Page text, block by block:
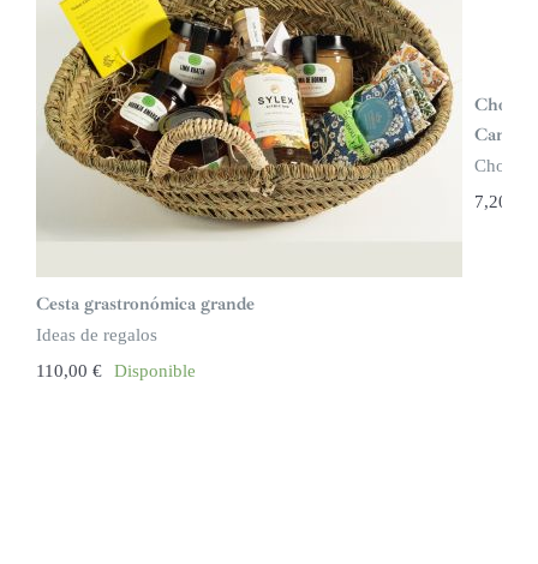
Cesta grastronómica grande
Ideas de regalos
110,00 € Disponible
7,20